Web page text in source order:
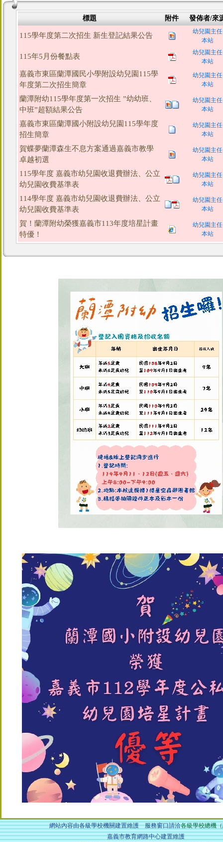
標題 附件 發佈者/來
115學年度第二次招生 新生登記結果公告
幼兒園主任
本站
115年5月份餐點表
幼兒園主任
本站
嘉義市東區蘭潭國民小學附設幼兒園115學
年度第二次招生簡章
幼兒園主任
本站
蘭潭附幼115學年度第一次招生 ”幼幼班、
中班”超額結果公告
幼兒園主任
本站
嘉義市東區蘭潭國小附設幼兒園115學年度
招生簡章
幼兒園主任
本站
賀蝶夢蘭潭森生不息方案通過嘉義市教學
卓越初選
幼兒園主任
本站
115學年度 嘉義市幼兒園收退費辦法、公立
幼兒園收費基準表
幼兒園主任
本站
114學年度 嘉義市幼兒園收退費辦法、公立
幼兒園收費基準表
幼兒園主任
本站
賀！蘭潭附幼榮獲嘉義市113年度培星計畫
特優！
幼兒園主任
本站
網站內容由各級學校機關建置維護 服務窗口請洽各級學校總機
嘉義市教育網路中心建置維護